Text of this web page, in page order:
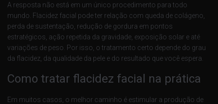
A resposta não está em um único procedimento para todo
mundo. Flacidez facial pode ter relação com queda de colágeno,
perda de sustentação, redução de gordura em pontos
estratégicos, ação repetida da gravidade, exposição solar e até
variações de peso. Por isso, o tratamento certo depende do grau
da flacidez, da qualidade da pele e do resultado que você espera.
Como tratar flacidez facial na prática
Em muitos casos, o melhor caminho é estimular a produção de